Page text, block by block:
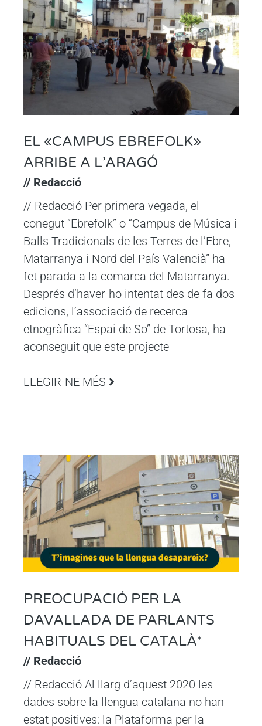
EL «CAMPUS EBREFOLK»
ARRIBE A L’ARAGÓ
// Redacció
// Redacció Per primera vegada, el
conegut “Ebrefolk” o “Campus de Música i
Balls Tradicionals de les Terres de l’Ebre,
Matarranya i Nord del País Valencià” ha
fet parada a la comarca del Matarranya.
Després d’haver-ho intentat des de fa dos
edicions, l’associació de recerca
etnogràfica “Espai de So” de Tortosa, ha
aconseguit que este projecte
LLEGIR-NE MÉS
PREOCUPACIÓ PER LA
DAVALLADA DE PARLANTS
HABITUALS DEL CATALÀ*
// Redacció
// Redacció Al llarg d’aquest 2020 les
dades sobre la llengua catalana no han
estat positives: la Plataforma per la